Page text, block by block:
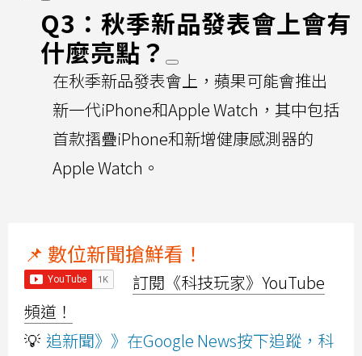
Q3：秋季新品發表會上會有
什麼亮點？
在秋季新品發表會上，蘋果可能會推出
新一代iPhone和Apple Watch，其中包括
首款摺疊iPhone和新增健康感測器的
Apple Watch。
📌 數位新聞搶鮮看！
訂閱《科技玩家》YouTube
頻道！
💡 追新聞》》在Google News按下追蹤，科